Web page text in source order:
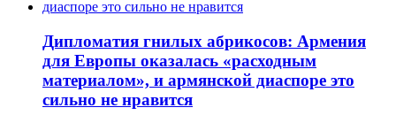
Дипломатия гнилых абрикосов: Армения
для Европы оказалась «расходным
материалом», и армянской диаспоре это
сильно не нравится